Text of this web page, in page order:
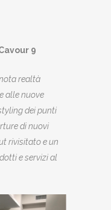
9
realtà
alle nuove
dei punti
di nuovi
rivisitato e un
e servizi al